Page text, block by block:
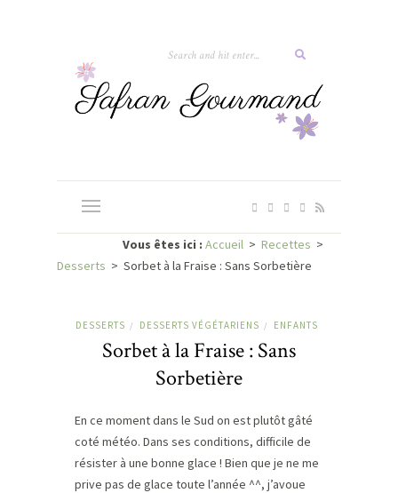
Vous êtes ici : Accueil >Recettes >
Desserts > Sorbet à la Fraise : Sans Sorbetière
DESSERTS / DESSERTS VÉGÉTARIENS / ENFANTS
Sorbet à la Fraise : Sans
Sorbetière
En ce moment dans le Sud on est plutôt gâté
coté météo. Dans ses conditions, difficile de
résister à une bonne glace ! Bien que je ne me
prive pas de glace toute l’année ^^, j’avoue